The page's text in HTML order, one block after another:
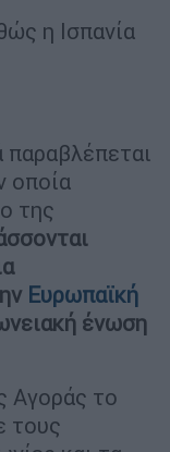
η Ισπανία
παραβλέπεται
οποία
της
Ευρωπαϊκή
ένωση
Αγοράς το
τους